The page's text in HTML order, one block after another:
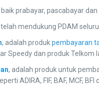
baik prabayar, pascabayar
telah mendukung PDAM
, adalah produkpembayaran
Speedy dan produk Telkom
, adalah produk untuk
ADIRA, FIF, BAF, MCF,